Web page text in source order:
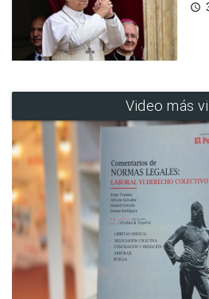
access_time
Video más